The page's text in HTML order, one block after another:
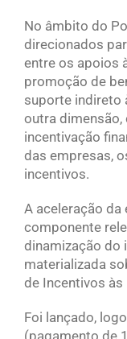
No âmbito do
direcionados
entre os apoios
promoção de
suporte indireto
outra dimensão,
incentivação
das empresas,
incentivos.
A aceleração
componente
dinamização do
materializada
de Incentivos às
Foi lançado,
(pagamento de